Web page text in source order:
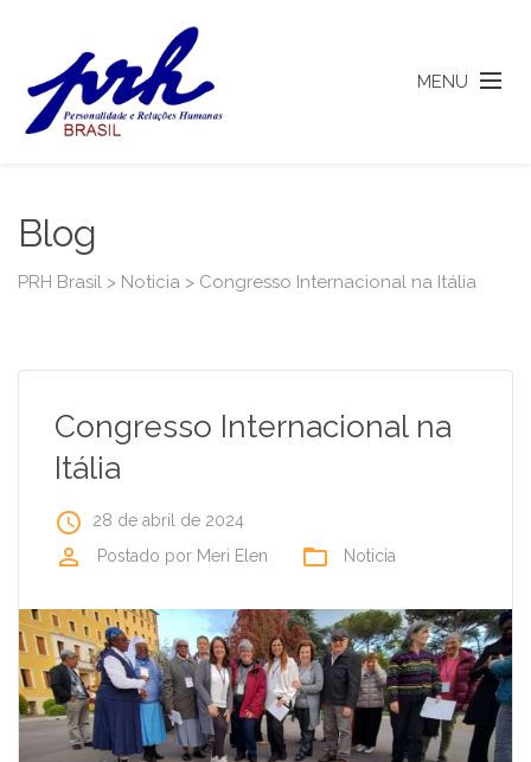
MENU
Blog
PRH Brasil > Noticia > Congresso Internacional na Itália
Congresso Internacional na
Itália
access_time 28 de abril de 2024
perm_identity Postado por Meri Elen folder_open Noticia